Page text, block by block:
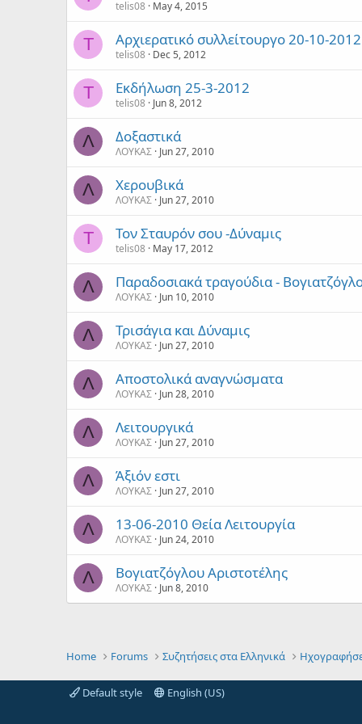
telis08 May 4, 2015
T Αρχιερατικό συλλείτουργο 20-10-2012
telis08 Dec 5, 2012
T Εκδήλωση 25-3-2012
telis08 Jun 8, 2012
Λ Δοξαστικά
ΛΟΥΚΑΣ Jun 27, 2010
Λ Χερουβικά
ΛΟΥΚΑΣ Jun 27, 2010
T Τον Σταυρόν σου -Δύναμις
telis08 May 17, 2012
Λ Παραδοσιακά τραγούδια -
ΛΟΥΚΑΣ Jun 10, 2010
Λ Τρισάγια και Δύναμις
ΛΟΥΚΑΣ Jun 27, 2010
Λ Αποστολικά αναγνώσματα
ΛΟΥΚΑΣ Jun 28, 2010
Λ Λειτουργικά
ΛΟΥΚΑΣ Jun 27, 2010
Λ Άξιόν εστι
ΛΟΥΚΑΣ Jun 27, 2010
Λ 13-06-2010 Θεία Λειτουργία
ΛΟΥΚΑΣ Jun 24, 2010
Λ Βογιατζόγλου Αριστοτέλης
ΛΟΥΚΑΣ Jun 8, 2010
Home Forums Συζητήσεις στα Ελληνικά
Default style English (US)